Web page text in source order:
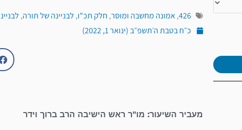
426
,אמונה מחשבה ומוסר, חלק תכ"ו, לבניינה של תורה,
כ״ח בטבת ה׳תשפ״ב (ינואר 1, 2022)
מעביר השיעור: מו"ר ראש הישיבה הרב ברוך וידר